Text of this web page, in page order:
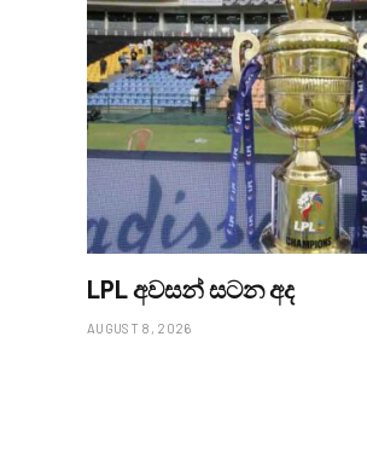
LPL අවසන් සටන අද
AUGUST 8, 2026